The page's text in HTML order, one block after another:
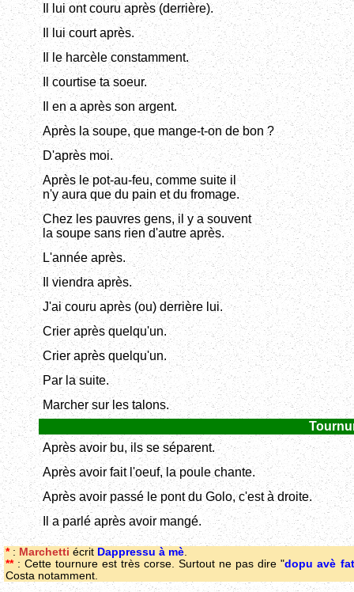
Il lui ont couru après (derrière).
Il lui court après.
Il le harcèle constamment.
Il courtise ta soeur.
Il en a après son argent.
Après la soupe, que mange-t-on de bon ?
D'après moi.
Après le pot-au-feu, comme suite il
n'y aura que du pain et du fromage.
Chez les pauvres gens, il y a souvent
la soupe sans rien d'autre après.
L'année après.
Il viendra après.
J'ai couru après (ou) derrière lui.
Crier après quelqu'un.
Crier après quelqu'un.
Par la suite.
Marcher sur les talons.
Après avoir bu, ils se séparent.
Après avoir fait l'oeuf, la poule chante.
Après avoir passé le pont du Golo, c'est à droite.
Il a parlé après avoir mangé.
*: Marchetti écrit Dappressu à mè
**: Cette tournure est très corse. Surtout ne pas dire "dopu avè
Costa notamment.